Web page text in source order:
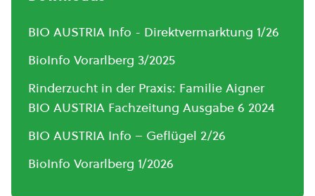
BIO AUSTRIA Info - Direktvermarktung 1/26
BioInfo Vorarlberg 3/2025
Rinderzucht in der Praxis: Familie Aigner
BIO AUSTRIA Fachzeitung Ausgabe 6 2024
BIO AUSTRIA Info – Geflügel 2/26
BioInfo Vorarlberg 1/2026